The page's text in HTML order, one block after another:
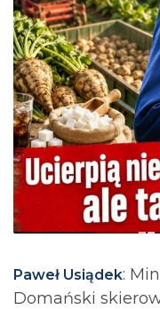
Paweł Usiądek:
Domański